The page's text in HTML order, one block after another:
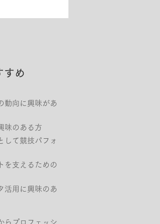
すめ
動向に興味があ
味のある方
して競技パフォ
を支えるための
活用に興味のあ
らプロフェッシ